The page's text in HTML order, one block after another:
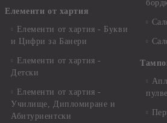
Елементи от хартия
Елементи от хартия - Букви
и Цифри за Банери
Елементи от хартия -
Детски
Елементи от хартия -
Училище, Дипломиране и
Абитуриентски